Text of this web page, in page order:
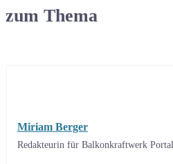
zum Thema
Miriam Berger
Redakteurin für Balkonkraftwerk Portal